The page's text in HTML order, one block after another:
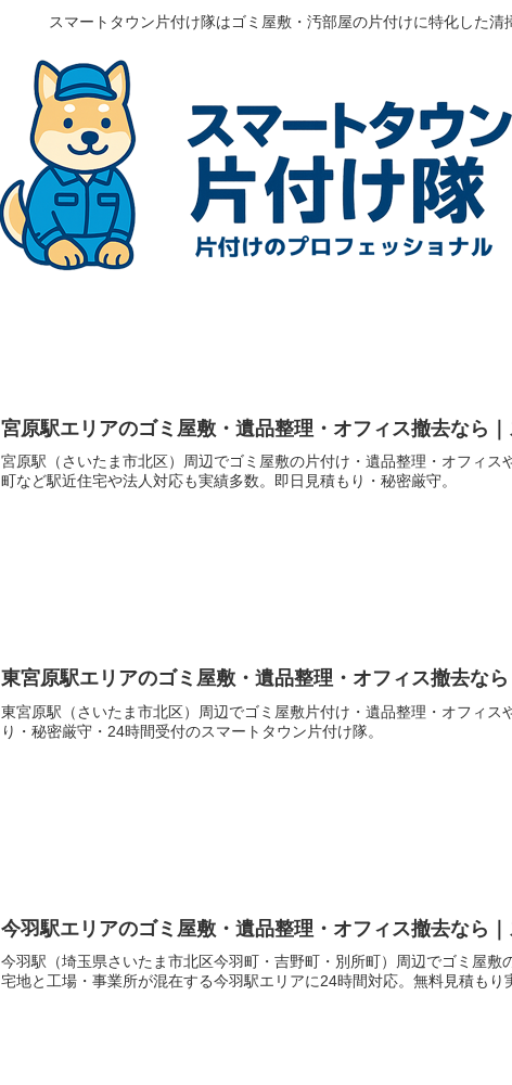
スマートタウン片付け隊はゴミ屋敷・汚部屋の片付けに特化した清
宮原駅エリアのゴミ屋敷・遺品整理・オフィス撤去なら
宮原駅（さいたま市北区）周辺でゴミ屋敷の片付け・遺品整理・オフィ
町など駅近住宅や法人対応も実績多数。即日見積もり・秘密厳守。
東宮原駅エリアのゴミ屋敷・遺品整理・オフィス撤去な
東宮原駅（さいたま市北区）周辺でゴミ屋敷片付け・遺品整理・オフィ
り・秘密厳守・24時間受付のスマートタウン片付け隊。
今羽駅エリアのゴミ屋敷・遺品整理・オフィス撤去なら
今羽駅（埼玉県さいたま市北区今羽町・吉野町・別所町）周辺でゴミ屋
宅地と工場・事業所が混在する今羽駅エリアに24時間対応。無料見積もり